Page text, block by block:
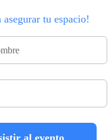
asegurar tu espacio!